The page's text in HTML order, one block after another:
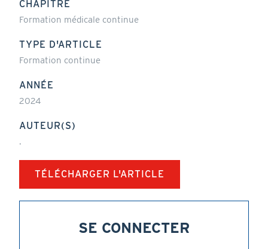
CHAPITRE
Formation médicale continue
TYPE D'ARTICLE
Formation continue
ANNÉE
2024
AUTEUR(S)
.
TÉLÉCHARGER L'ARTICLE
SE CONNECTER